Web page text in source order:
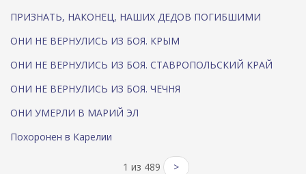
ПРИЗНАТЬ, НАКОНЕЦ, НАШИХ ДЕДОВ ПОГИБШИМИ
ОНИ НЕ ВЕРНУЛИСЬ ИЗ БОЯ. КРЫМ
ОНИ НЕ ВЕРНУЛИСЬ ИЗ БОЯ. СТАВРОПОЛЬСКИЙ КРАЙ
ОНИ НЕ ВЕРНУЛИСЬ ИЗ БОЯ. ЧЕЧНЯ
ОНИ УМЕРЛИ В МАРИЙ ЭЛ
Похоронен в Карелии
1 из 489 >